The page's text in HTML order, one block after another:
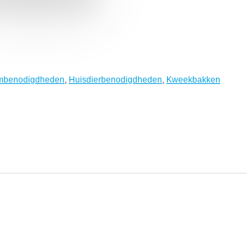
, Huisdierbenodigdheden, Kweekbakken